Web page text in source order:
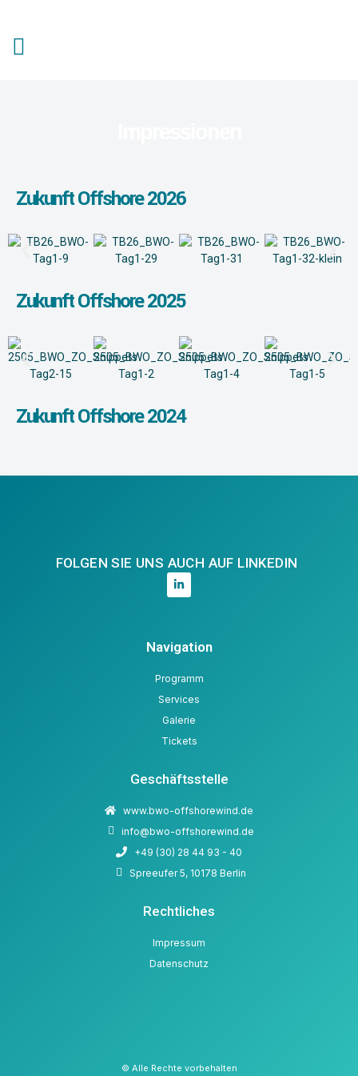
Zukunft Offshore 2026
Zukunft Offshore 2025
Zukunft Offshore 2024
FOLGEN SIE UNS AUCH AUF LINKEDIN
Navigation
Programm
Services
Galerie
Tickets
Geschäftsstelle
www.bwo-offshorewind.de
info@bwo-offshorewind.de
+49 (30) 28 44 93 - 40
Spreeufer 5, 10178 Berlin
Rechtliches
Impressum
Datenschutz
© Alle Rechte vorbehalten